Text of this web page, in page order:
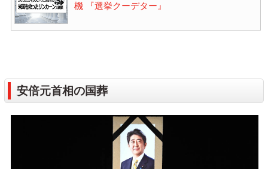
機 『選挙クーデター』
安倍元首相の国葬